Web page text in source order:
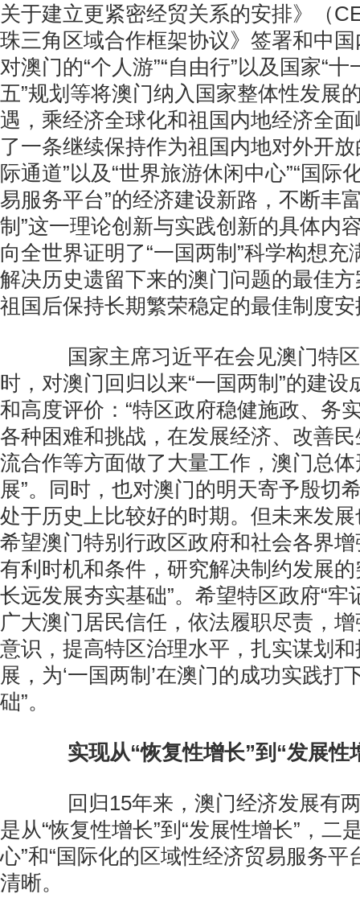
关于建立更紧密经贸关系的安排》（
珠三角区域合作框架协议》签署和中
对澳门的“个人游”“自由行”以及国家“十
五”规划等将澳门纳入国家整体性发展
遇，乘经济全球化和祖国内地经济全
了一条继续保持作为祖国内地对外开放
际通道”以及“世界旅游休闲中心”“国际
易服务平台”的经济建设新路，不断丰
制”这一理论创新与实践创新的具体内
向全世界证明了“一国两制”科学构想充
解决历史遗留下来的澳门问题的最佳
祖国后保持长期繁荣稳定的最佳制度
国家主席习近平在会见澳门特区
时，对澳门回归以来“一国两制”的建设
和高度评价：“特区政府稳健施政、务
各种困难和挑战，在发展经济、改善
流合作等方面做了大量工作，澳门总
展”。同时，也对澳门的明天寄予殷切
处于历史上比较好的时期。但未来发
希望澳门特别行政区政府和社会各界
有利时机和条件，研究解决制约发展
长远发展夯实基础”。希望特区政府“牢
广大澳门居民信任，依法履职尽责，
意识，提高特区治理水平，扎实谋划
展，为‘一国两制’在澳门的成功实践打
础”。
实现从“恢复性增长”到“发展性
回归15年来，澳门经济发展有两
是从“恢复性增长”到“发展性增长”，二
心”和“国际化的区域性经济贸易服务平
清晰。